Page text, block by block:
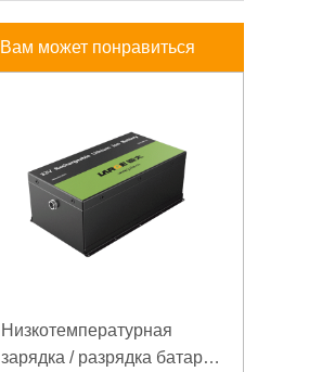
Вам может понравиться
Низкотемпературная
зарядка / разрядка батареи